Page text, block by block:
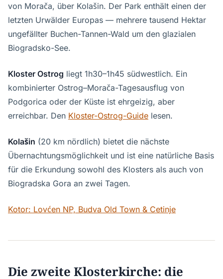
von Morača, über Kolašin. Der Park enthält einen der
letzten Urwälder Europas — mehrere tausend Hektar
ungefällter Buchen-Tannen-Wald um den glazialen
Biogradsko-See.
Kloster Ostrog liegt 1h30–1h45 südwestlich. Ein
kombinierter Ostrog–Morača-Tagesausflug von
Podgorica oder der Küste ist ehrgeizig, aber
erreichbar. Den Kloster-Ostrog-Guide lesen.
Kolašin (20 km nördlich) bietet die nächste
Übernachtungsmöglichkeit und ist eine natürliche Basis
für die Erkundung sowohl des Klosters als auch von
Biogradska Gora an zwei Tagen.
Kotor: Lovćen NP, Budva Old Town & Cetinje
Die zweite Klosterkirche: die